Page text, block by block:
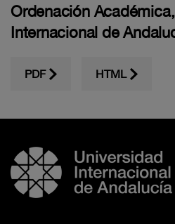
Ordenación
Internacional de
PDF HTML